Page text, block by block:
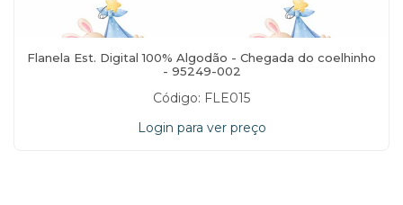
Flanela Est. Digital 100% Algodão - Chegada do coelhinho
- 95249-002
Código: FLE015
Login para ver preço